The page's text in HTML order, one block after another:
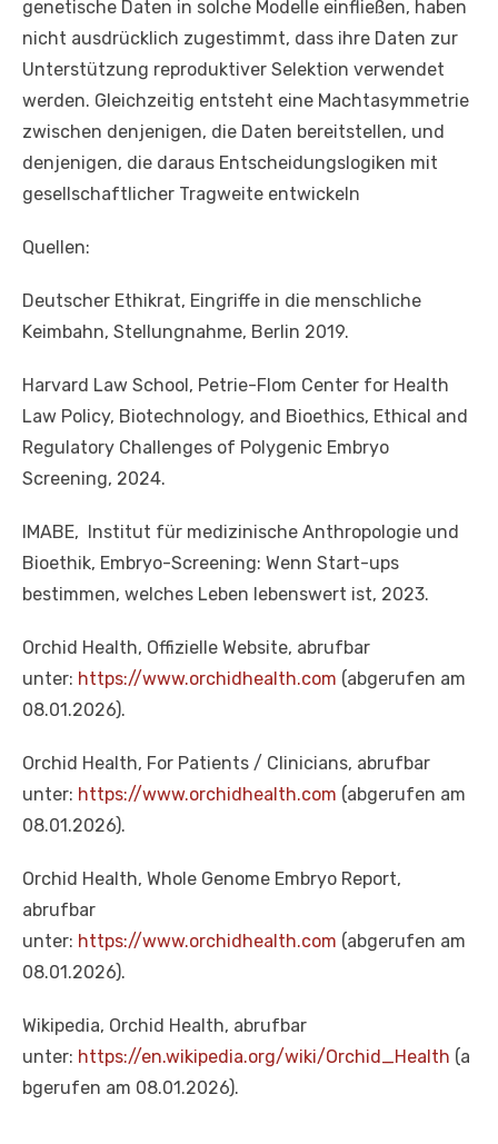
genetische Daten in solche Modelle einfließen, haben
nicht ausdrücklich zugestimmt, dass ihre Daten zur
Unterstützung reproduktiver Selektion verwendet
werden. Gleichzeitig entsteht eine Machtasymmetrie
zwischen denjenigen, die Daten bereitstellen, und
denjenigen, die daraus Entscheidungslogiken mit
gesellschaftlicher Tragweite entwickeln
Quellen:
Deutscher Ethikrat, Eingriffe in die menschliche
Keimbahn, Stellungnahme, Berlin 2019.
Harvard Law School, Petrie-Flom Center for Health
Law Policy, Biotechnology, and Bioethics, Ethical and
Regulatory Challenges of Polygenic Embryo
Screening, 2024.
IMABE, Institut für medizinische Anthropologie und
Bioethik, Embryo-Screening: Wenn Start-ups
bestimmen, welches Leben lebenswert ist, 2023.
Orchid Health, Offizielle Website, abrufbar
unter: https://www.orchidhealth.com (abgerufen am
08.01.2026).
Orchid Health, For Patients / Clinicians, abrufbar
unter: https://www.orchidhealth.com (abgerufen am
08.01.2026).
Orchid Health, Whole Genome Embryo Report,
abrufbar
unter: https://www.orchidhealth.com (abgerufen am
08.01.2026).
Wikipedia, Orchid Health, abrufbar
unter: https://en.wikipedia.org/wiki/Orchid_Health (a
bgerufen am 08.01.2026).